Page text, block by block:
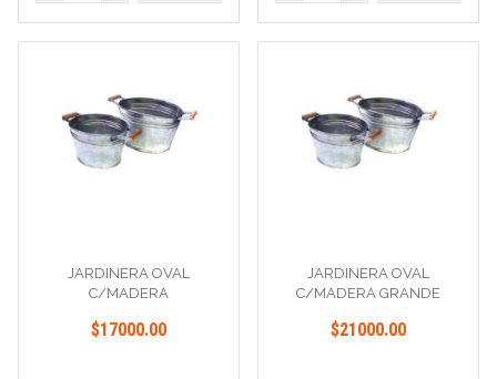
JARDINERA OVAL
C/MADERA
$17000.00
JARDINERA OVAL
C/MADERA GRANDE
$21000.00